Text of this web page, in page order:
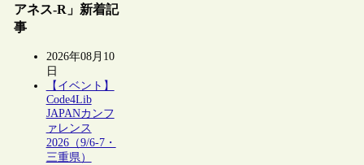
アネス-R」新着記
事
2026年08月10
日
【イベント】
Code4Lib
JAPANカンフ
ァレンス
2026（9/6-7・
三重県）